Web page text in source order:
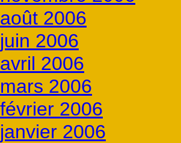
août 2006
juin 2006
avril 2006
mars 2006
février 2006
janvier 2006